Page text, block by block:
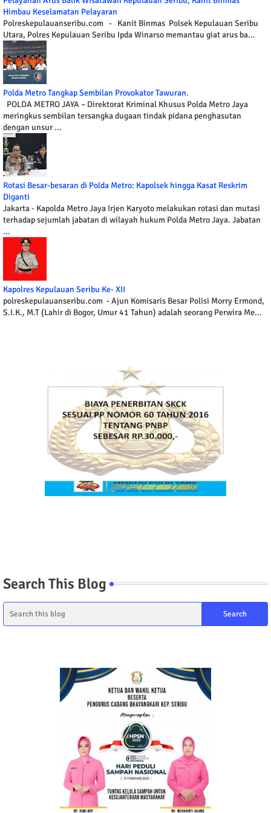
Himbau Keselamatan Pelayaran
Polreskepulauanseribu.com - Kanit Binmas Polsek Kepulauan Seribu
Utara, Polres Kepulauan Seribu Ipda Winarso memantau giat arus ba...
Polda Metro Tangkap Sembilan Provokator Tawuran.
POLDA METRO JAYA – Direktorat Kriminal Khusus Polda Metro Jaya
meringkus sembilan tersangka dugaan tindak pidana penghasutan
dengan unsur ...
Rotasi Besar-besaran di Polda Metro: Kapolsek hingga Kasat Reskrim
Diganti
Jakarta - Kapolda Metro Jaya Irjen Karyoto melakukan rotasi dan mutasi
terhadap sejumlah jabatan di wilayah hukum Polda Metro Jaya. Jabatan
...
Kapolres Kepulauan Seribu Ke- XII
polreskepulauanseribu.com - Ajun Komisaris Besar Polisi Morry Ermond,
S.I.K., M.T (Lahir di Bogor, Umur 41 Tahun) adalah seorang Perwira Me...
Search This Blog